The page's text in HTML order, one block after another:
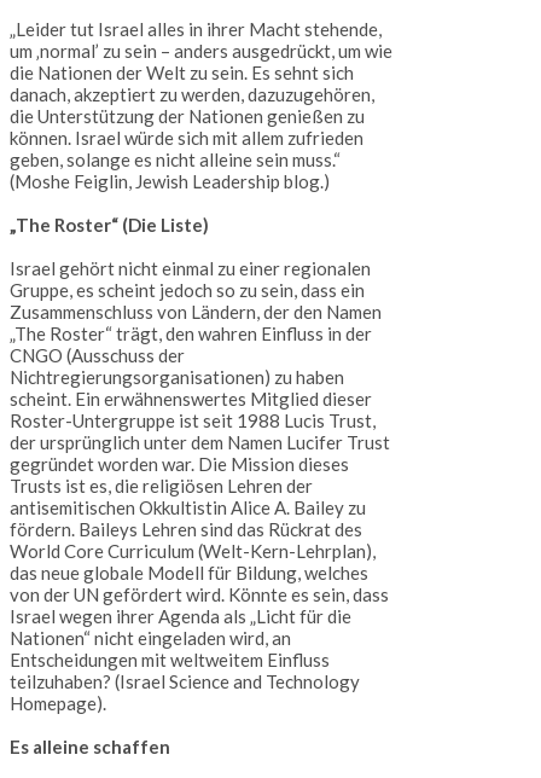
„Leider tut Israel alles in ihrer Macht stehende,
um ‚normal’ zu sein – anders ausgedrückt, um wie
die Nationen der Welt zu sein. Es sehnt sich
danach, akzeptiert zu werden, dazuzugehören,
die Unterstützung der Nationen genießen zu
können. Israel würde sich mit allem zufrieden
geben, solange es nicht alleine sein muss.“
(Moshe Feiglin, Jewish Leadership blog.)
„The Roster“ (Die Liste)
Israel gehört nicht einmal zu einer regionalen
Gruppe, es scheint jedoch so zu sein, dass ein
Zusammenschluss von Ländern, der den Namen
„The Roster“ trägt, den wahren Einfluss in der
CNGO (Ausschuss der
Nichtregierungsorganisationen) zu haben
scheint. Ein erwähnenswertes Mitglied dieser
Roster-Untergruppe ist seit 1988 Lucis Trust,
der ursprünglich unter dem Namen Lucifer Trust
gegründet worden war. Die Mission dieses
Trusts ist es, die religiösen Lehren der
antisemitischen Okkultistin Alice A. Bailey zu
fördern. Baileys Lehren sind das Rückrat des
World Core Curriculum (Welt-Kern-Lehrplan),
das neue globale Modell für Bildung, welches
von der UN gefördert wird. Könnte es sein, dass
Israel wegen ihrer Agenda als „Licht für die
Nationen“ nicht eingeladen wird, an
Entscheidungen mit weltweitem Einfluss
teilzuhaben? (Israel Science and Technology
Homepage).
Es alleine schaffen